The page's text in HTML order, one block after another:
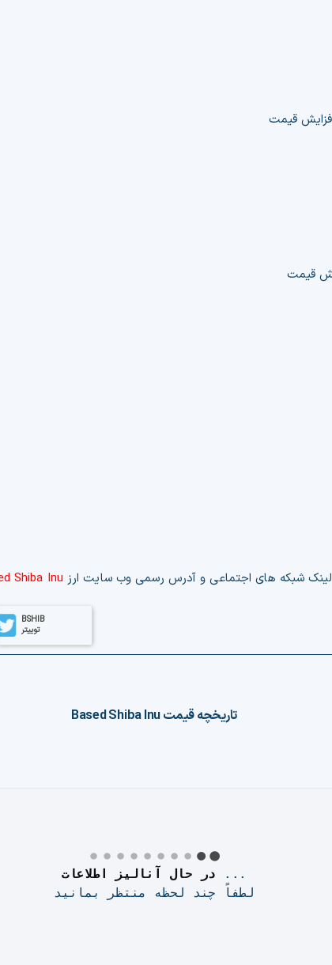
لینک‌ شبکه های اجتماعی و آدرس رسمی وب‌ سایت ارز Shiba Inu
BSHIB
توییتر
تاریخچه قیمتBased Shiba Inu
...
در حال آنالیز اطلاعات
لطفاً چند لحظه منتظر بمانید